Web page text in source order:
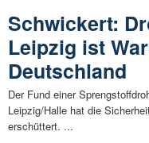
Schwickert:
Leipzig ist
Deutschland
Der Fund einer
Leipzig/Halle hat die
erschüttert. ...